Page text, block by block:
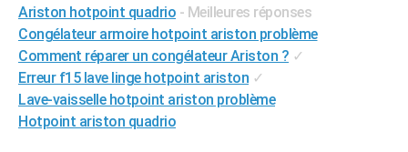
Ariston hotpoint quadrio - Meilleures réponses
Congélateur armoire hotpoint ariston problème
Comment réparer un congélateur Ariston ? ✓
Erreur f15 lave linge hotpoint ariston ✓
Lave-vaisselle hotpoint ariston problème
Hotpoint ariston quadrio